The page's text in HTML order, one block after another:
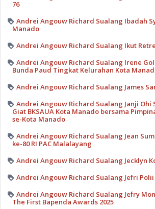
76
Andrei Angouw Richard Sualang Ibadah
Manado
Andrei Angouw Richard Sualang Ikut
Andrei Angouw Richard Sualang Irene
Bunda Paud Tingkat Kelurahan Kota
Andrei Angouw Richard Sualang James
Andrei Angouw Richard Sualang Janji Ohi
Giat BKSAUA Kota Manado bersama
se-Kota Manado
Andrei Angouw Richard Sualang Jean
ke-80 RI PAC Malalayang
Andrei Angouw Richard Sualang Jecklyn
Andrei Angouw Richard Sualang Jefri Polii
Andrei Angouw Richard Sualang Jefry
The First Bapenda Awards 2025